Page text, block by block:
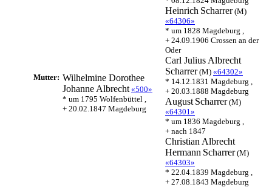
Heinrich Scharrer(M)
«64306»
* um 1828 Magdeburg ,
+ 24.09.1906 Crossen an der
Oder
Carl Julius Albrecht
Scharrer(M) «64302»
* 14.12.1831 Magdeburg ,
+ 20.03.1888 Magdeburg
August Scharrer(M)
«64301»
* um 1836 Magdeburg ,
+ nach 1847
Christian Albrecht
Hermann Scharrer(M)
«64303»
* 22.04.1839 Magdeburg ,
+ 27.08.1843 Magdeburg
Mutter: Wilhelmine Dorothee
Johanne Albrecht «500»
* um 1795 Wolfenbüttel ,
+ 20.02.1847 Magdeburg